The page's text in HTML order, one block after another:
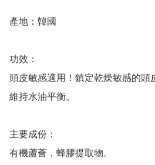
產地：韓國
功效：
頭皮敏感適用！鎮定乾燥敏感的頭
維持水油平衡。
主要成份：
有機蘆薈，蜂膠提取物。